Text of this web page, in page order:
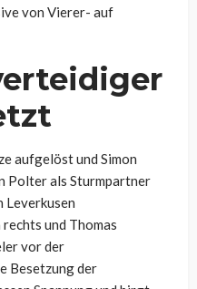
von Vierer- auf
aufgelöst und Simon
Polter als Sturmpartner
Leverkusen
und Thomas
vor der
Besetzung der